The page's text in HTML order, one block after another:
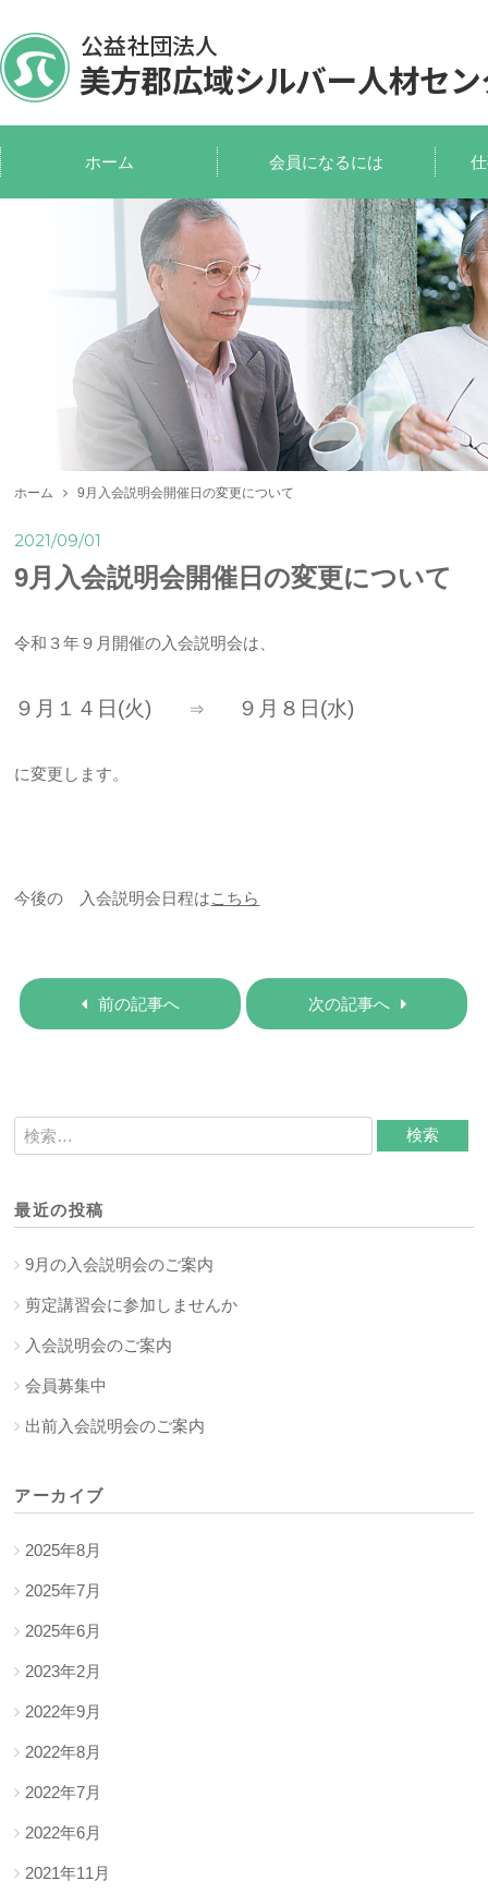
ホーム 会員になるには
ホーム 9月入会説明会開催日の変更について
2021/09/01
9月入会説明会開催日の変更について
令和３年９月開催の入会説明会は、
９月１４日(火) ⇒ ９月８日(水)
に変更します。
今後の 入会説明会日程はこちら
前の記事へ 次の記事へ
最近の投稿
9月の入会説明会のご案内
剪定講習会に参加しませんか
入会説明会のご案内
会員募集中
出前入会説明会のご案内
アーカイブ
2025年8月
2025年7月
2025年6月
2023年2月
2022年9月
2022年8月
2022年7月
2022年6月
2021年11月